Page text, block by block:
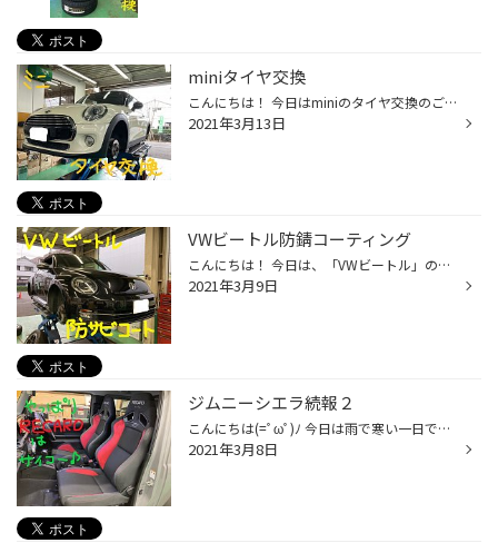
miniタイヤ交換
こんにちは！ 今日はminiのタイヤ交換のご紹介です(^O^)／ こちらのお客様は、タイヤがボロボロになっているので早急に交換したいとのご希望でした。 早速、タイヤを外したところ・・・ フロントタイヤがボロボロの状態でした((+_+)) ここまで劣化が進んでいるタイヤはそうそうありませんが、普段か...
2021年3月13日
VWビートル防錆コーティング
こんにちは！ 今日は、「VWビートル」の防錆コーティングのご紹介です(^^♪ まずは、施工前の状態です。 フロントのコンディションはこのようになっております。 リアもフロントほどではありませんが、部分的に錆が発生しています。 ハブは塗装されていないので、定期的なメンテナンスが必要になりま...
2021年3月9日
ジムニーシエラ続報２
こんにちは(=ﾟωﾟ)ﾉ 今日は雨で寒い一日でしたね…☂ 足元の悪い中、ご来店頂きましたお客様ありがとうございました<m(__)m> さて、本日もジムニーシエラの続報です！ なんと、RECAROシートを２脚お取付けさせていただきましたΣ(･ω･ﾉ)ﾉ！ 赤い色がやる気にさせてくれますね～(￣ー￣)ﾆﾔﾘ 座り心地は・...
2021年3月8日